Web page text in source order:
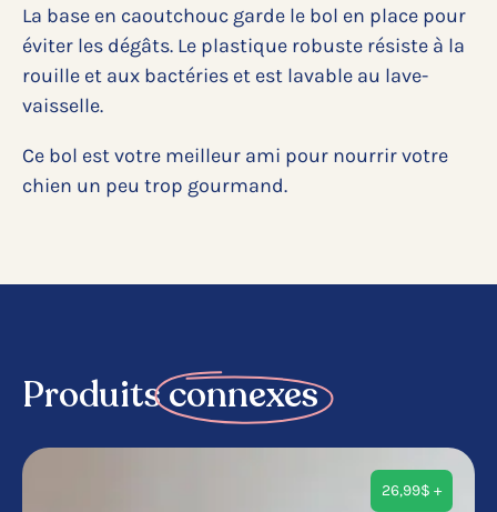
La base en caoutchouc garde le bol en place pour
éviter les dégâts. Le plastique robuste résiste à la
rouille et aux bactéries et est lavable au lave-
vaisselle.
Ce bol est votre meilleur ami pour nourrir votre
chien un peu trop gourmand.
Produitsconnexes
26,99$ +